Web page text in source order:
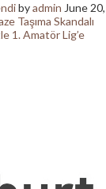
byadmin June 20,
Taşıma Skandalı
1. Amatör Lig’e